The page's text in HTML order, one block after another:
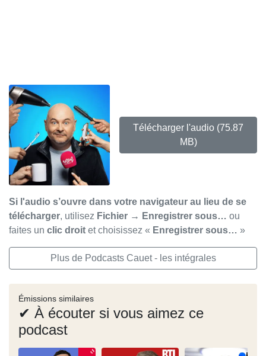
Télécharger l'audio (75.87
MB)
Si l'audio s’ouvre dans votre navigateur au lieu de se
télécharger, utilisez Fichier → Enregistrer sous… ou
faites un clic droit et choisissez « Enregistrer sous… »
Plus de Podcasts Cauet - les intégrales
Émissions similaires
✔ À écouter si vous aimez ce
podcast